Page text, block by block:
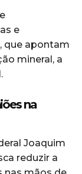
e
que apontam
mineral, a
na
Joaquim
reduzir a